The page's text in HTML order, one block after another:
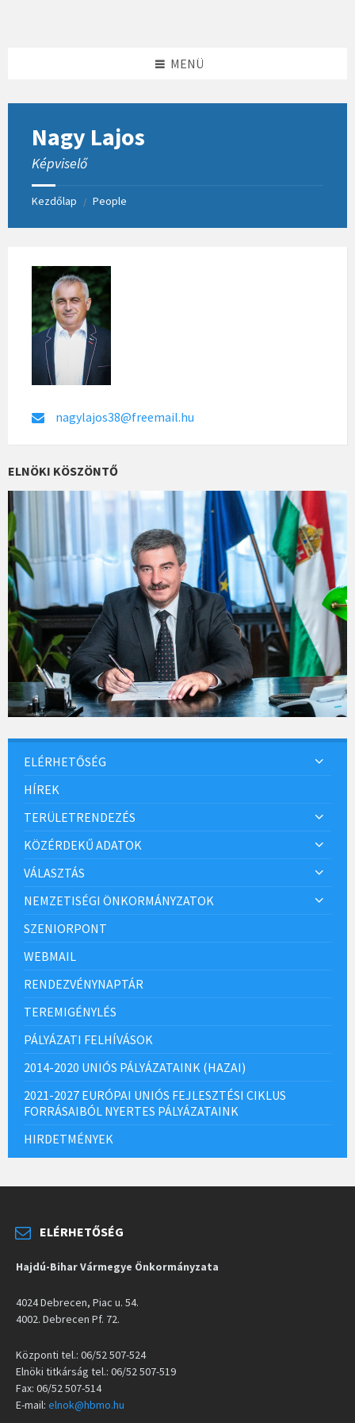
MENÜ
Nagy Lajos
Képviselő
Kezdőlap / People
nagylajos38@freemail.hu
ELNÖKI KÖSZÖNTŐ
ELÉRHETŐSÉG
HÍREK
TERÜLETRENDEZÉS
KÖZÉRDEKŰ ADATOK
VÁLASZTÁS
NEMZETISÉGI ÖNKORMÁNYZATOK
SZENIORPONT
WEBMAIL
RENDEZVÉNYNAPTÁR
TEREMIGÉNYLÉS
PÁLYÁZATI FELHÍVÁSOK
2014-2020 UNIÓS PÁLYÁZATAINK (HAZAI)
2021-2027 EURÓPAI UNIÓS FEJLESZTÉSI CIKLUS
FORRÁSAIBÓL NYERTES PÁLYÁZATAINK
HIRDETMÉNYEK
ELÉRHETŐSÉG
Hajdú-Bihar Vármegye Önkormányzata
4024 Debrecen, Piac u. 54.
4002. Debrecen Pf. 72.
Központi tel.: 06/52 507-524
Elnöki titkárság tel.: 06/52 507-519
Fax: 06/52 507-514
E-mail: elnok@hbmo.hu